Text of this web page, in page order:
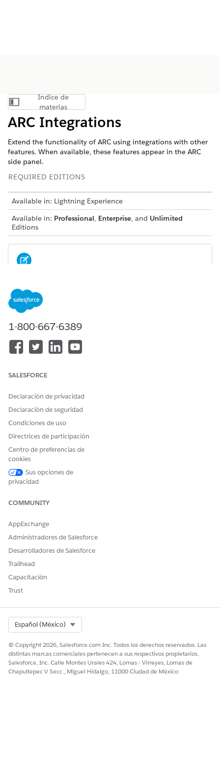
Mostrar índice de materias
Índice de
materias
ARC Integrations
Extend the functionality of ARC using integrations with other
features. When available, these features appear in the ARC
side panel.
REQUIRED EDITIONS
Available in: Lightning Experience
Available in: Professional, Enterprise, and Unlimited
Editions
NOTE
don’t see these options if your admin hasn’t configured
them.
account or opportunity record owner to share a record
with other relevant users.
Insights displays intelligent recommendations from the
within ARC. With ERI, you can uncover hidden
relationships, create records for valid recommendations,
¿RESOLVIÓ ESTE ARTÍCULO SU PROBLEMA?
¡Háganos saber cómo podemos mejorar!
1-800-667-6389
SALESFORCE
Declaración de privacidad
Declaración de seguridad
Condiciones de uso
Directrices de participación
Centro de preferencias de
cookies
Sus opciones de
privacidad
COMMUNITY
AppExchange
Administradores de Salesforce
Desarrolladores de Salesforce
Trailhead
Capacitación
Trust
Español (México)
© Copyright 2026, Salesforce.com Inc. Todos los derechos reservados. Las
distintas marcas comerciales pertenecen a sus respectivos propietarios.
Salesforce, Inc. Calle Montes Urales 424, Lomas - Virreyes, Lomas de
Chapultepec V Secc., Miguel Hidalgo, 11000 Ciudad de México